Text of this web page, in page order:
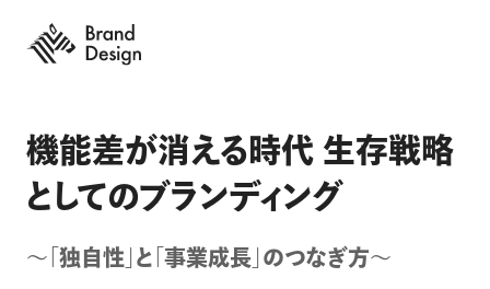
機能差が消える時代 生存戦略
としてのブランディング
～「独自性」と「事業成長」のつなぎ方～